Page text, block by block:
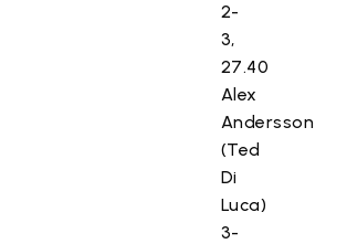
2-
3,
27.40
Alex
Andersson
(Ted
Di
Luca)
3-